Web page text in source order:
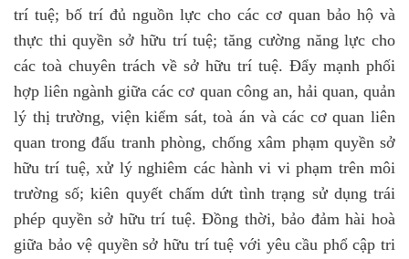
trí tuệ; bố trí đủ nguồn lực cho các cơ quan bảo hộ và
thực thi quyền sở hữu trí tuệ; tăng cường năng lực cho
các toà chuyên trách về sở hữu trí tuệ. Đẩy mạnh phối
hợp liên ngành giữa các cơ quan công an, hải quan, quản
lý thị trường, viện kiểm sát, toà án và các cơ quan liên
quan trong đấu tranh phòng, chống xâm phạm quyền sở
hữu trí tuệ, xử lý nghiêm các hành vi vi phạm trên môi
trường số; kiên quyết chấm dứt tình trạng sử dụng trái
phép quyền sở hữu trí tuệ. Đồng thời, bảo đảm hài hoà
giữa bảo vệ quyền sở hữu trí tuệ với yêu cầu phổ cập tri